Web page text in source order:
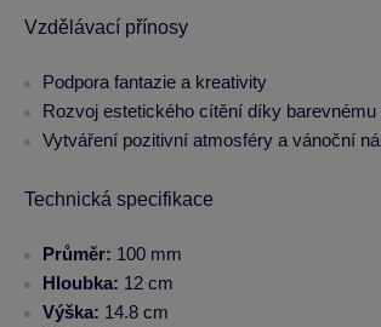
Vzdělávací přínosy
Podpora fantazie a kreativity
Rozvoj estetického cítění díky
Vytváření pozitivní atmosféry a vánoční
Technická specifikace
Průměr: 100 mm
Hloubka: 12 cm
Výška: 14.8 cm